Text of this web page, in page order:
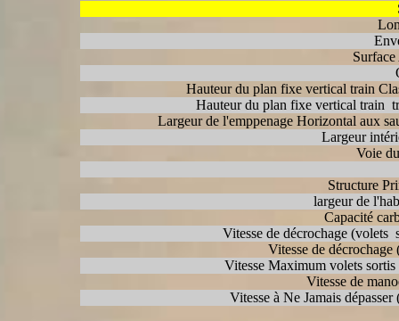
Hauteur du plan fixe vertical train
Hauteur du plan fixe vertical train
Largeur de l'emppenage Horizontal aux
Largeur
Voie
Structure
largeur de
Capacité
Vitesse de décrochage (volets
Vitesse de décrochage
Vitesse Maximum volets
Vitesse de
Vitesse à Ne Jamais